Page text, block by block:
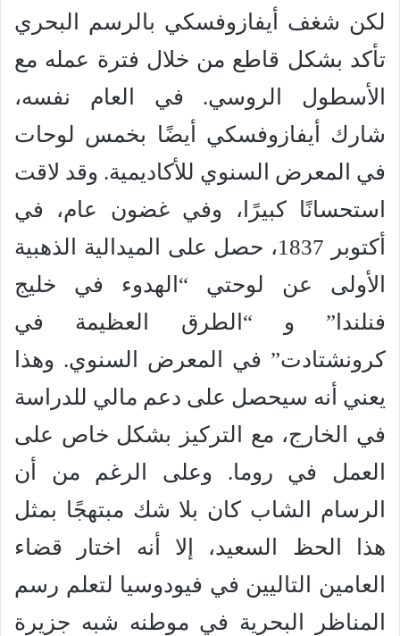
لكن شغف أيفازوفسكي بالرسم البحري
تأكد بشكل قاطع من خلال فترة عمله مع
الأسطول الروسي. في العام نفسه،
شارك أيفازوفسكي أيضًا بخمس لوحات
في المعرض السنوي للأكاديمية. وقد لاقت
استحسانًا كبيرًا، وفي غضون عام، في
أكتوبر 1837، حصل على الميدالية الذهبية
الأولى عن لوحتي “الهدوء في خليج
فنلندا” و “الطرق العظيمة في
كرونشتادت” في المعرض السنوي. وهذا
يعني أنه سيحصل على دعم مالي للدراسة
في الخارج، مع التركيز بشكل خاص على
العمل في روما. وعلى الرغم من أن
الرسام الشاب كان بلا شك مبتهجًا بمثل
هذا الحظ السعيد، إلا أنه اختار قضاء
العامين التاليين في فيودوسيا لتعلم رسم
المناظر البحرية في موطنه شبه جزيرة